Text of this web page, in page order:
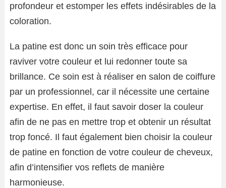
profondeur et estomper les effets indésirables de la
coloration.
La patine est donc un soin très efficace pour
raviver votre couleur et lui redonner toute sa
brillance. Ce soin est à réaliser en salon de coiffure
par un professionnel, car il nécessite une certaine
expertise. En effet, il faut savoir doser la couleur
afin de ne pas en mettre trop et obtenir un résultat
trop foncé. Il faut également bien choisir la couleur
de patine en fonction de votre couleur de cheveux,
afin d’intensifier vos reflets de manière
harmonieuse.